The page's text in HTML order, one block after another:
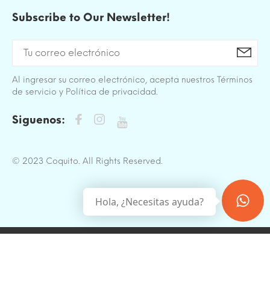
Subscribe to Our Newsletter!
Al ingresar su correo electrónico, acepta nuestros Términos
de servicio y Política de privacidad.
Siguenos:
© 2023 Coquito. All Rights Reserved.
Hola, ¿Necesitas ayuda?